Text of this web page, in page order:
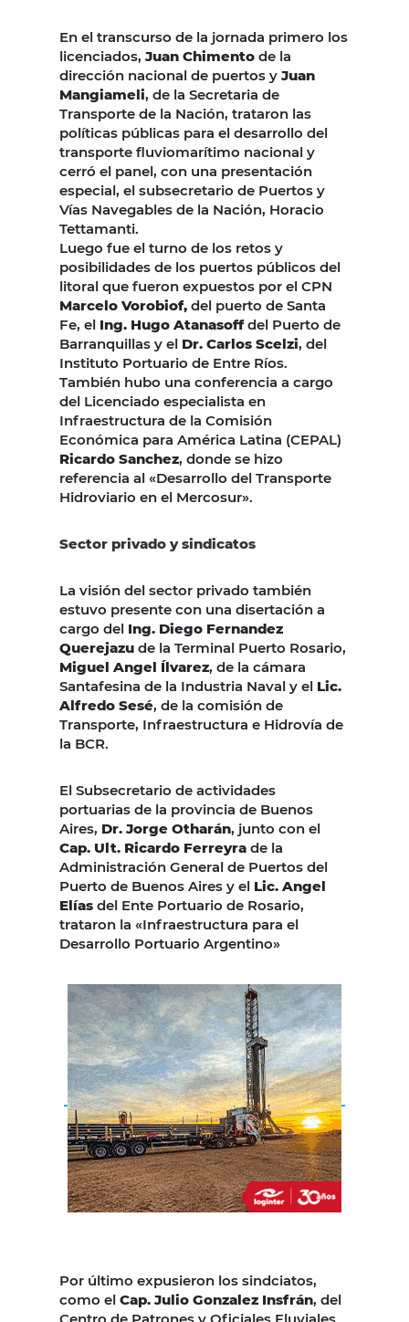
En el transcurso de la jornada primero los
licenciados, Juan Chimento de la
dirección nacional de puertos y Juan
Mangiameli, de la Secretaria de
Transporte de la Nación, trataron las
políticas públicas para el desarrollo del
transporte fluviomarítimo nacional y
cerró el panel, con una presentación
especial, el subsecretario de Puertos y
Vías Navegables de la Nación, Horacio
Tettamanti.
Luego fue el turno de los retos y
posibilidades de los puertos públicos del
litoral que fueron expuestos por el CPN
Marcelo Vorobiof, del puerto de Santa
Fe, el Ing. Hugo Atanasoffdel Puerto de
Barranquillas y el Dr. Carlos Scelzi, del
Instituto Portuario de Entre Ríos.
También hubo una conferencia a cargo
del Licenciado especialista en
Infraestructura de la Comisión
Económica para América Latina (CEPAL)
Ricardo Sanchez, donde se hizo
referencia al «Desarrollo del Transporte
Hidroviario en el Mercosur».
Sector privado y sindicatos
La visión del sector privado también
estuvo presente con una disertación a
cargo del Ing. Diego Fernandez
Querejazu de la Terminal Puerto Rosario,
Miguel Angel Ílvarez, de la cámara
Santafesina de la Industria Naval y el Lic.
Alfredo Sesé, de la comisión de
Transporte, Infraestructura e Hidrovía de
la BCR.
El Subsecretario de actividades
portuarias de la provincia de Buenos
Aires, Dr. Jorge Otharán, junto con el
Cap. Ult. Ricardo Ferreyra de la
Administración General de Puertos del
Puerto de Buenos Aires y el Lic. Angel
Elías del Ente Portuario de Rosario,
trataron la «Infraestructura para el
Desarrollo Portuario Argentino»
Por último expusieron los sindciatos,
como el Cap. Julio Gonzalez Insfrán, del
Centro de Patrones y Oficiales Fluviales